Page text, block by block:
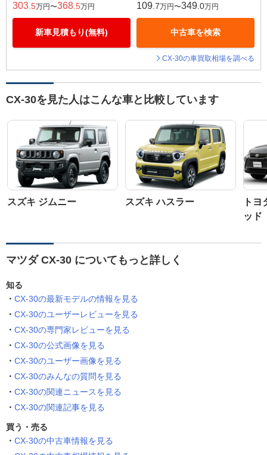
303 .5万円〜368 .5万円
新車見積もり(無料)
109 .7万円〜349 .0万円
中古車を検索
CX-30の車買取相場を調べる
CX-30を見た人はこんな車と比較しています
スズキ ジムニー スズキ ハスラー
ト
ッド
マツダ CX-30 についてもっと詳しく
知る
CX-30の最新モデルの情報を見る
CX-30のユーザーレビューを見る
CX-30の専門家レビューを見る
CX-30の公式画像を見る
CX-30のユーザー画像を見る
CX-30のみんなの質問を見る
CX-30の関連ニュースを見る
CX-30の関連記事を見る
買う・売る
CX-30の中古車情報を見る